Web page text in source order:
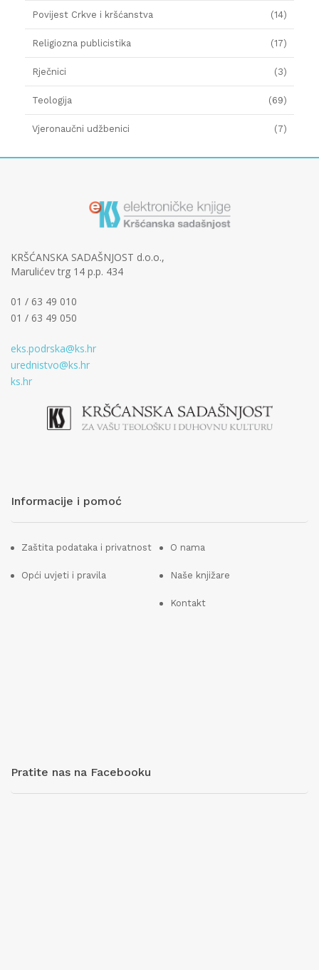
Povijest Crkve i kršćanstva (14)
Religiozna publicistika (17)
Rječnici (3)
Teologija (69)
Vjeronaučni udžbenici (7)
KRŠĆANSKA SADAŠNJOST d.o.o.,
Marulićev trg 14 p.p. 434
01 / 63 49 010
01 / 63 49 050
eks.podrska@ks.hr
urednistvo@ks.hr
ks.hr
Informacije i pomoć
Zaštita podataka i privatnost
Opći uvjeti i pravila
O nama
Naše knjižare
Kontakt
Pratite nas na Facebooku